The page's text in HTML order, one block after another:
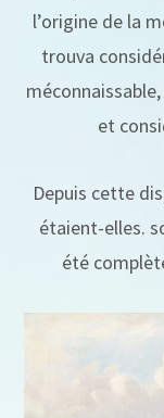
l’origine de la
trouva
et
Depuis cette
étaient-elles.
été